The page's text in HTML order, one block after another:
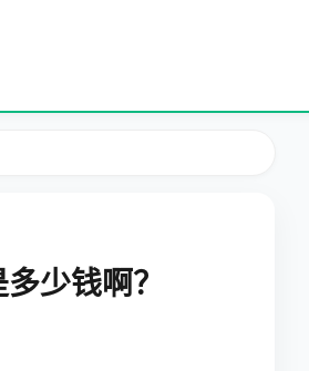
少钱啊？